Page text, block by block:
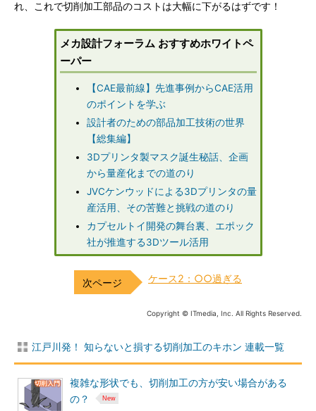
れ、これで切削加工部品のコストは大幅に下がるはずです！
メカ設計フォーラム おすすめホワイトペ
ーパー
【CAE最前線】先進事例からCAE活用
のポイントを学ぶ
設計者のための部品加工技術の世界
【総集編】
3Dプリンタ製マスク誕生秘話、企画
から量産化までの道のり
JVCケンウッドによる3Dプリンタの量
産活用、その苦難と挑戦の道のり
カプセルトイ開発の舞台裏、エポック
社が推進する3Dツール活用
ケース2：○○過ぎる
Copyright © ITmedia, Inc. All Rights Reserved.
江戸川発！ 知らないと損する切削加工のキホン 連載一覧
複雑な形状でも、切削加工の方が安い場合がある
の？